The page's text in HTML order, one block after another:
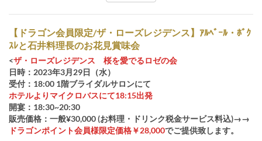
【ドラゴン会員限定/ザ・ローズレジデンス】ｱﾙﾍﾞｰﾙ・ﾎﾞｸ
ｽﾚと石井料理長のお花見賞味会
<ザ・ローズレジデンス 桜を愛でるロゼの会
日時：2023年3月29日（水）
受付：18:00 1階ブライダルサロンにて
ホテルよりマイクロバスにて18:15出発
開宴：18:30~20:30
販売価格：一般¥30,000 (お料理・ドリンク税金サービス料込)→→
ドラゴンポイント会員様限定価格￥28,000でご提供致します。